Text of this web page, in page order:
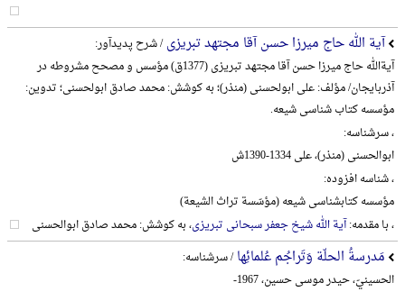
آیة الله حاج میرزا حسن آقا مجتهد تبریزی/ شرح پدیدآور:
آیةالله حاج میرزا حسن آقا مجتهد تبریزی (1377ق) مؤسس و مصحح مشروطه در
آذربایجان/ مؤلف: علی ابولحسنی (منذر)؛ به کوشش: محمد صادق ابولحسنی؛ تدوین:
مؤسسه کتاب شناسی شیعه.
، سرشناسه:
ابوالحسنی (منذر)، علی 1334-1390ش
، شناسه افزوده:
مؤسسه کتابشناسی شیعه (مؤسّسة تراث الشیعة)
، با مقدمه:آیة الله شیخ جعفر سبحانی تبریزی، به کوشش: محمد صادق ابوالحسنی
مَدرسةُ الحلّة وَتَراجُم عُلمائِها/ سرشناسه:
الحسینيّ، حیدر موسی حسین، 1967-